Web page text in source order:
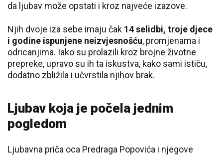
da ljubav može opstati i kroz najveće izazove.
Njih dvoje iza sebe imaju čak 14 selidbi, troje djece
i godine ispunjene neizvjesnošću, promjenama i
odricanjima. Iako su prolazili kroz brojne životne
prepreke, upravo su ih ta iskustva, kako sami ističu,
dodatno zbližila i učvrstila njihov brak.
Ljubav koja je počela jednim
pogledom
Ljubavna priča oca Predraga Popovića i njegove